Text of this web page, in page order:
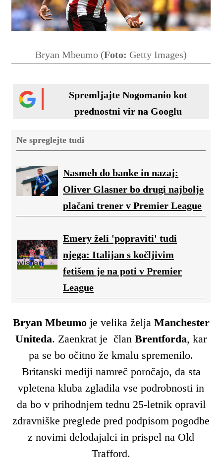
Bryan Mbeumo (Foto: Getty Images)
Spremljajte Nogomanio kot
prednostni vir na Googlu
Ne spreglejte tudi
Nasmeh do banke in nazaj:
Oliver Glasner bo drugi najbolje
plačani trener v Premier League
Emery želi 'popraviti' tudi
njega: Italijan s kočljivim
fetišem je na poti v Premier
League
Bryan Mbeumoje velika željaManchester
Uniteda. Zaenkrat je član Brentforda, kar
pa se bo očitno že kmalu spremenilo.
Britanski mediji namreč poročajo, da sta
vpletena kluba zgladila vse podrobnosti in
da bo v prihodnjem tednu 25-letnik opravil
zdravniške preglede pred podpisom pogodbe
z novimi delodajalci in prispel na Old
Trafford.